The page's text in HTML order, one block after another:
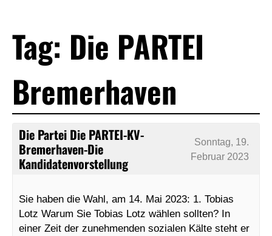
Tag: Die PARTEI
Bremerhaven
Die Partei Die PARTEI-KV-
Bremerhaven-Die
Kandidatenvorstellung
Sonntag, 19.
Februar 2023
Sie haben die Wahl, am 14. Mai 2023: 1. Tobias
Lotz Warum Sie Tobias Lotz wählen sollten? In
einer Zeit der zunehmenden sozialen Kälte steht er